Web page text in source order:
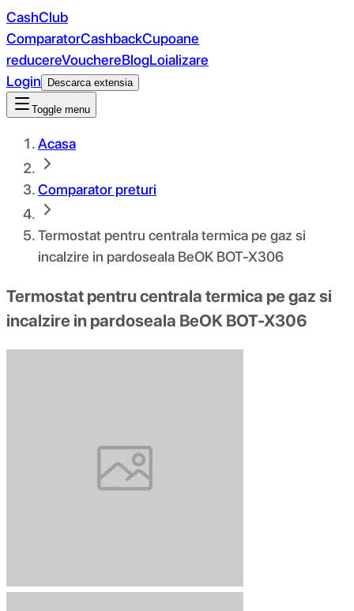
CashClub
ComparatorCashbackCupoane
reducereVouchereBlogLoializare
Login
Descarca extensia
Toggle menu
Acasa
Comparator preturi
Termostat pentru centrala termica pe gaz si
incalzire in pardoseala BeOK BOT-X306
Termostat pentru centrala termica pe gaz si
incalzire in pardoseala BeOK BOT-X306